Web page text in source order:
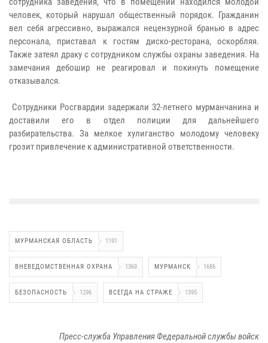
человек, который нарушал общественный порядок. Гражданин
вел себя агрессивно, выражался нецензурной бранью в адрес
персонала, приставал к гостям диско-ресторана, оскорбляя.
Также затеял драку с сотрудником службы охраны заведения. На
замечания дебошир не реагировал и покинуть помещение
отказывался.
Сотрудники Росгвардии задержали 32-летнего мурманчанина и
доставили его в отдел полиции для дальнейшего
разбирательства. За мелкое хулиганство молодому человеку
грозит привлечение к административной ответственности.
МУРМАНСКАЯ ОБЛАСТЬ 1191
ВНЕВЕДОМСТВЕННАЯ ОХРАНА 1369 МУРМАНСК 1686
БЕЗОПАСНОСТЬ 1296 ВСЕГДА НА СТРАЖЕ 1395
Пресс-служба Управления Федеральной службы войск